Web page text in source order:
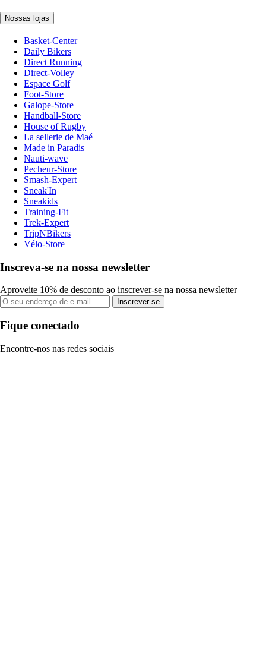
Nossas lojas
Basket-Center
Daily Bikers
Direct Running
Direct-Volley
Espace Golf
Foot-Store
Galope-Store
Handball-Store
House of Rugby
La sellerie de Maé
Made in Paradis
Nauti-wave
Pecheur-Store
Smash-Expert
Sneak'In
Sneakids
Training-Fit
Trek-Expert
TripNBikers
Vélo-Store
Inscreva-se na nossa newsletter
Aproveite 10% de desconto ao inscrever-se na nossa newsletter
Inscrever-se
Fique conectado
Encontre-nos nas redes sociais